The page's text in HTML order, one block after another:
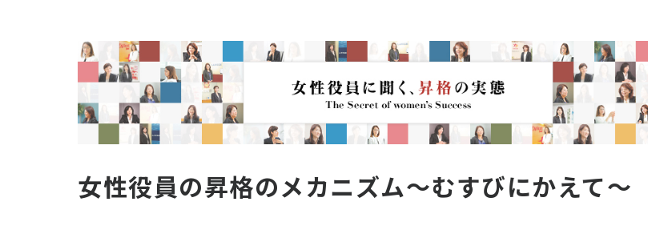
女性役員の昇格のメカニズム～むすびにかえて～